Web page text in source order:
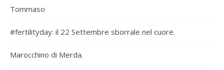
Tommaso
#fertilityday: il 22 Settembre sborrale nel cuore.
Marocchino di Merda.